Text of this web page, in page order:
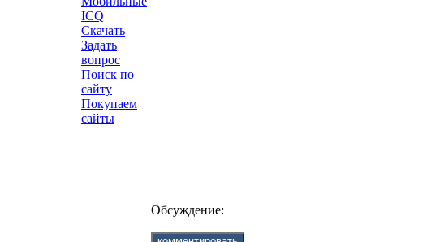
ICQ
Скачать
Задать
вопрос
Поиск по
сайту
Покупаем
сайты
Обсуждение: